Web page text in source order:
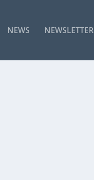
NEWS NEWSLETTER